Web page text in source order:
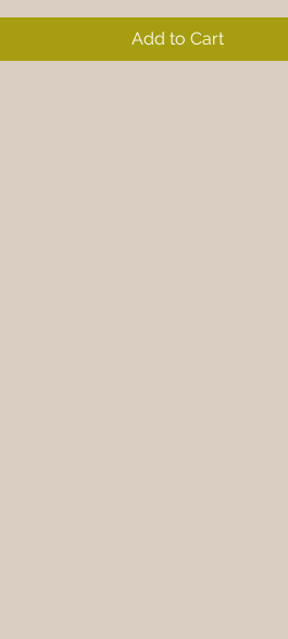
Add to Cart